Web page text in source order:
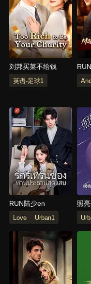
刘邦买菜不给钱
英语-足球1
RUN陆少en
Love Urban1
照